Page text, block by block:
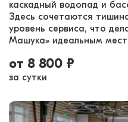
каскадный водопад и
Здесь сочетаются
уровень сервиса, что
Машука» идеальным
от 8 800 ₽
за сутки